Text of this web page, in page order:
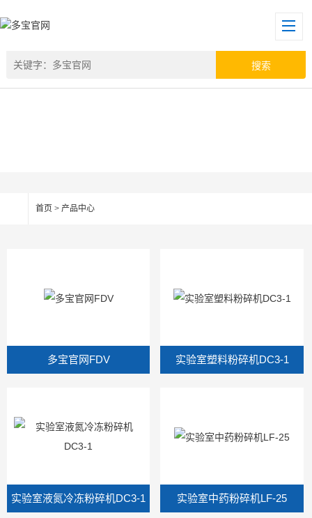
首页 > 产品中心
多宝官网FDV 实验室塑料粉碎机DC3-1
实验室液氮冷冻粉碎机DC3-1 实验室中药粉碎机LF-25